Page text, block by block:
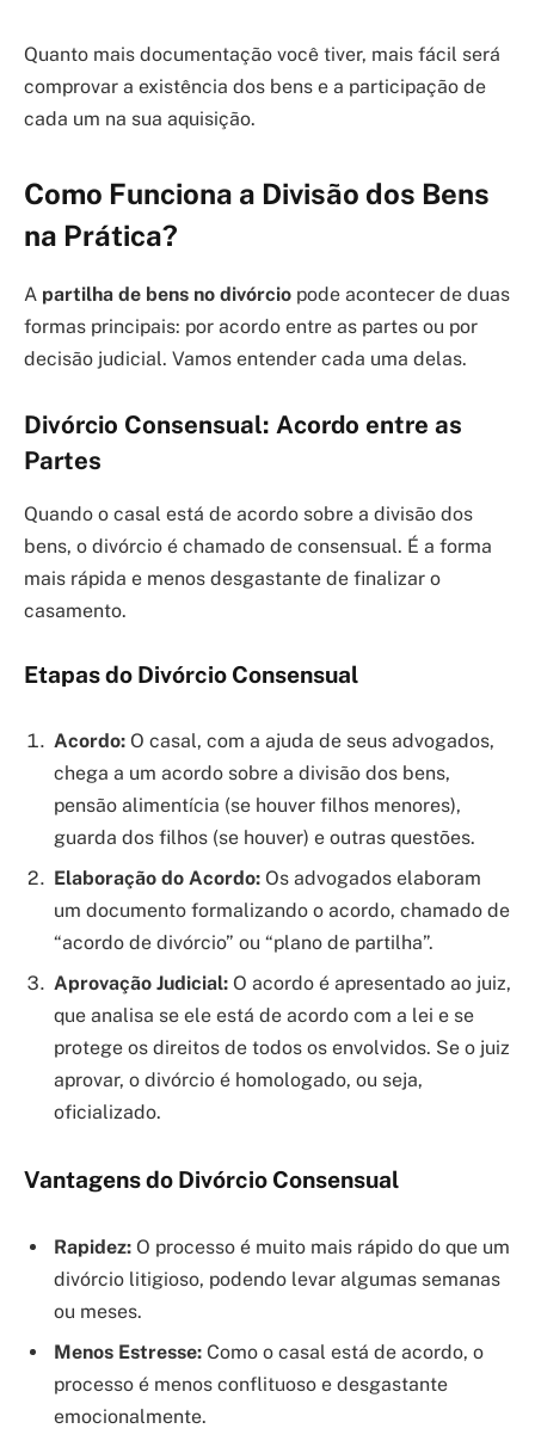
Quanto mais documentação você tiver, mais fácil será
comprovar a existência dos bens e a participação de
cada um na sua aquisição.
Como Funciona a Divisão dos Bens
na Prática?
A partilha de bens no divórcio pode acontecer de duas
formas principais: por acordo entre as partes ou por
decisão judicial. Vamos entender cada uma delas.
Divórcio Consensual: Acordo entre as
Partes
Quando o casal está de acordo sobre a divisão dos
bens, o divórcio é chamado de consensual. É a forma
mais rápida e menos desgastante de finalizar o
casamento.
Etapas do Divórcio Consensual
Acordo: O casal, com a ajuda de seus advogados,
chega a um acordo sobre a divisão dos bens,
pensão alimentícia (se houver filhos menores),
guarda dos filhos (se houver) e outras questões.
Elaboração do Acordo: Os advogados elaboram
um documento formalizando o acordo, chamado de
“acordo de divórcio” ou “plano de partilha”.
Aprovação Judicial: O acordo é apresentado ao juiz,
que analisa se ele está de acordo com a lei e se
protege os direitos de todos os envolvidos. Se o juiz
aprovar, o divórcio é homologado, ou seja,
oficializado.
Vantagens do Divórcio Consensual
Rapidez: O processo é muito mais rápido do que um
divórcio litigioso, podendo levar algumas semanas
ou meses.
Menos Estresse: Como o casal está de acordo, o
processo é menos conflituoso e desgastante
emocionalmente.